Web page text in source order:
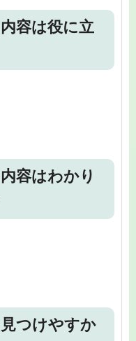
容は役に立
容はわかり
つけやすか